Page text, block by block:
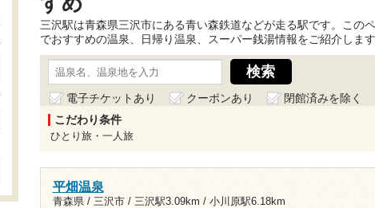
三沢駅は青森県三沢市にある青い森鉄道などが走る駅です。この
でおすすめの温泉、日帰り温泉、スーパー銭湯情報をご紹介します
電子チケットあり クーポンあり
閉館済みを除く
こだわり条件
ひとり旅・一人旅
平畑温泉
青森県 / 三沢市 / 三沢駅3.09km / 小川原駅6.18km